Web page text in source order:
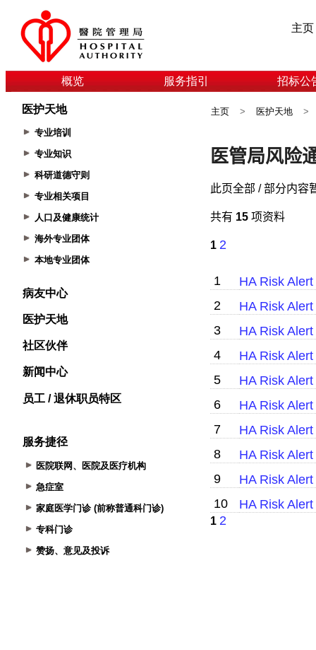
主页
概览 服务指引 招标公
医护天地
专业培训
专业知识
科研道德守则
专业相关项目
人口及健康统计
海外专业团体
本地专业团体
病友中心
医护天地
社区伙伴
新闻中心
员工 / 退休职员特区
服务捷径
医院联网、医院及医疗机构
急症室
家庭医学门诊 (前称普通科门诊)
专科门诊
赞扬、意见及投诉
主页 > 医护天地 >